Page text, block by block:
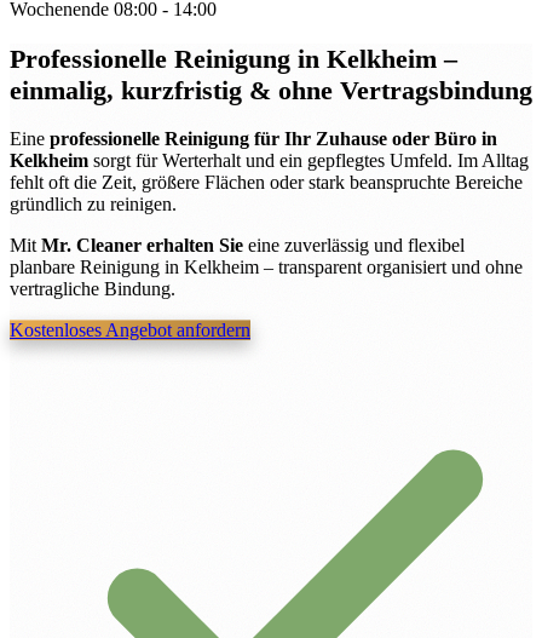
Wochenende 08:00 - 14:00
Professionelle Reinigung in Kelkheim–
einmalig, kurzfristig & ohne Vertragsbindung
Eine professionelle Reinigung für Ihr Zuhause oder Büro in
Kelkheim sorgt für Werterhalt und ein gepflegtes Umfeld. Im Alltag
fehlt oft die Zeit, größere Flächen oder stark beanspruchte Bereiche
gründlich zu reinigen.
Mit Mr. Cleaner erhalten Sie eine zuverlässig und flexibel
planbare Reinigung in Kelkheim – transparent organisiert und ohne
vertragliche Bindung.
Kostenloses Angebot anfordern